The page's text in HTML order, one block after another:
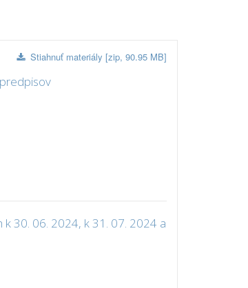
Stiahnuť materiály [zip, 90.95 MB]
30. 06. 2024, k 31. 07. 2024 a